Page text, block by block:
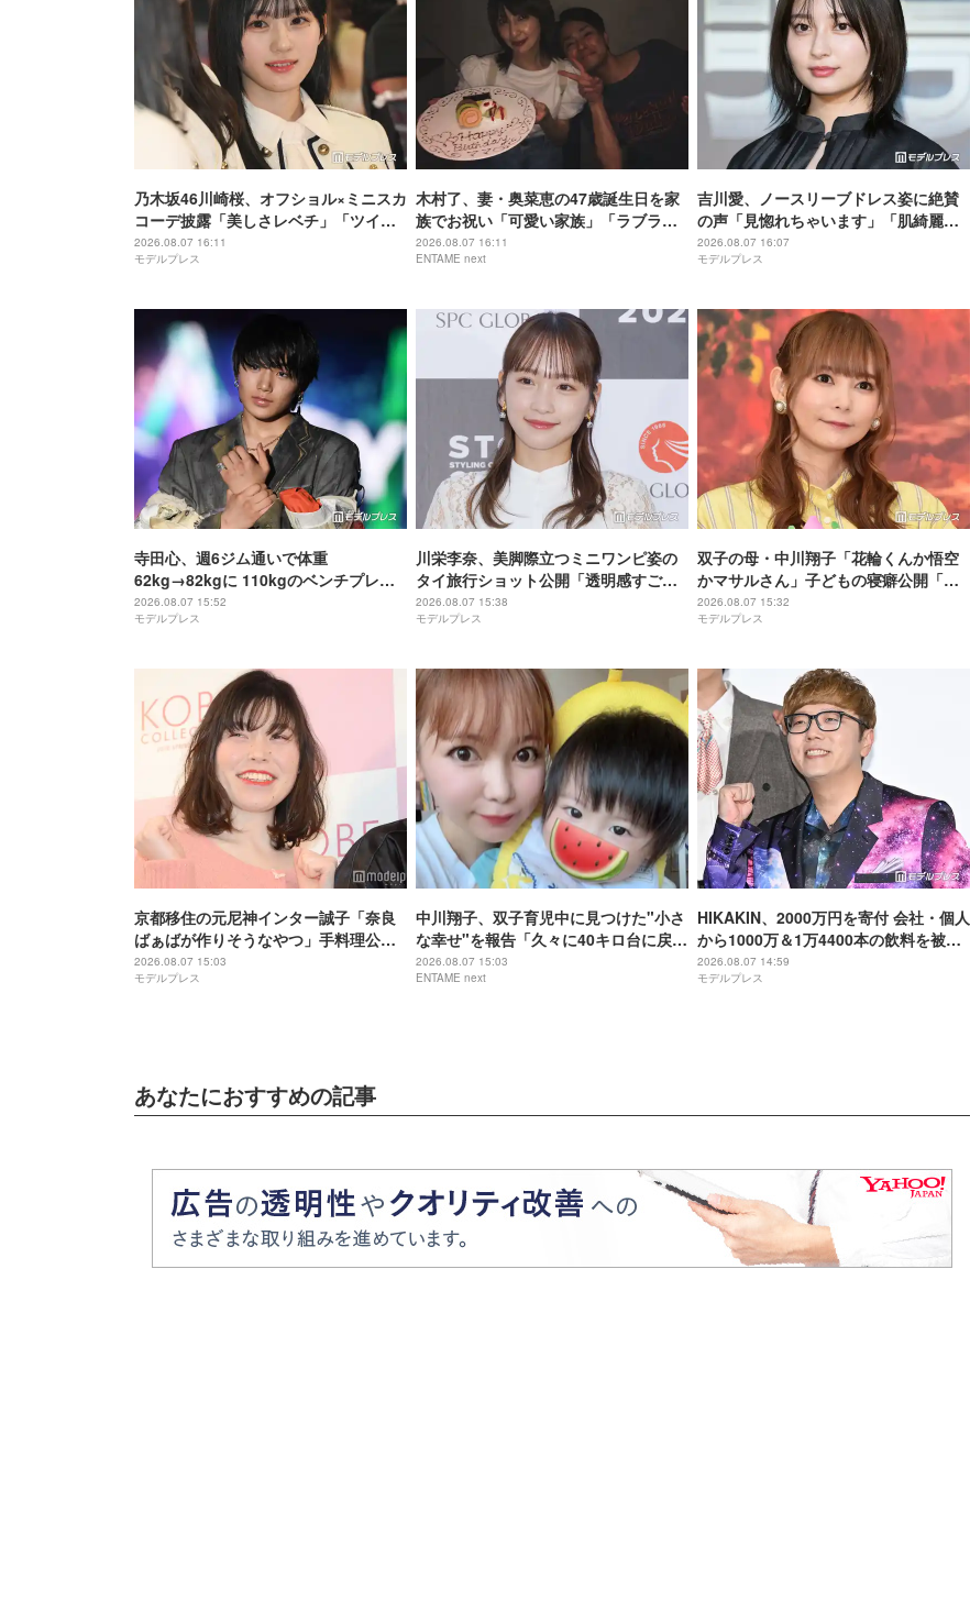
乃木坂46川崎桜、オフショル×ミニスカ
コーデ披露「美しさレベチ」「ツイン
テール最高」の声
2026.08.07 16:11
モデルプレス
木村了、妻・奥菜恵の47歳誕生日を家
族でお祝い「可愛い家族」「ラブラブ
ですね」の声
2026.08.07 16:11
ENTAME next
吉川愛、ノースリーブドレス姿に絶賛
の声「見惚れちゃいます」「肌綺麗す
ぎる」
2026.08.07 16:07
モデルプレス
寺田心、週6ジム通いで体重
62kg→82kgに 110kgのベンチプレス
持ち上げる姿披露「胸板の厚みすご
い」「かっこいい」と反響
2026.08.07 15:52
モデルプレス
川栄李奈、美脚際立つミニワンピ姿の
タイ旅行ショット公開「透明感すご
い」「脚が真っ直ぐで綺麗」
2026.08.07 15:38
モデルプレス
双子の母・中川翔子「花輪くんか悟空
かマサルさん」子どもの寝癖公開「芸
術的」「クセが強い」と反響
2026.08.07 15:32
モデルプレス
京都移住の元尼神インター誠子「奈良
ばぁばが作りそうなやつ」手料理公開
「アレンジのセンスが抜群」「こんが
り焼き色が最高」と反響
2026.08.07 15:03
モデルプレス
中川翔子、双子育児中に見つけた"小さ
な幸せ"を報告「久々に40キロ台に戻れ
た」
2026.08.07 15:03
ENTAME next
HIKAKIN、2000万円を寄付 会社・個人
から1000万＆1万4400本の飲料を被災
地へ「正直言葉が出ませんでした」
2026.08.07 14:59
モデルプレス
あなたにおすすめの記事